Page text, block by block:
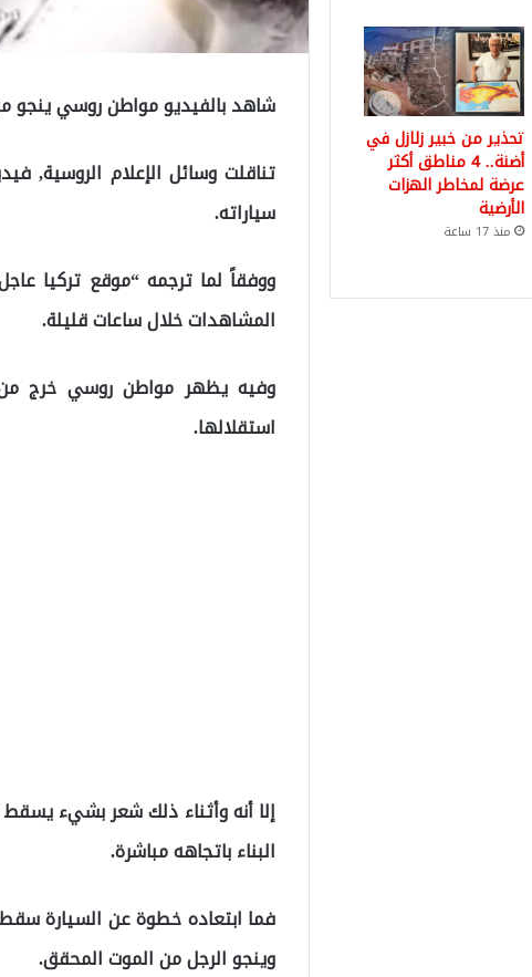
شاهد بالفيديو مواطن روسي ينجو
تناقلت وسائل الإعلام الروسية,
سياراته.
ووفقاً لما ترجمه “موقع تركيا
المشاهدات خلال ساعات قليلة.
وفيه يظهر مواطن روسي خرج من
استقلالها.
إلا أنه وأثناء ذلك شعر بشيء
البناء باتجاهه مباشرة.
فما ابتعاده خطوة عن السيارة
وينجو الرجل من الموت المحقق.
تحذير من خبير زلازل في
أضنة.. 4 مناطق أكثر
عرضة لمخاطر الهزات
الأرضية
منذ 17 ساعة